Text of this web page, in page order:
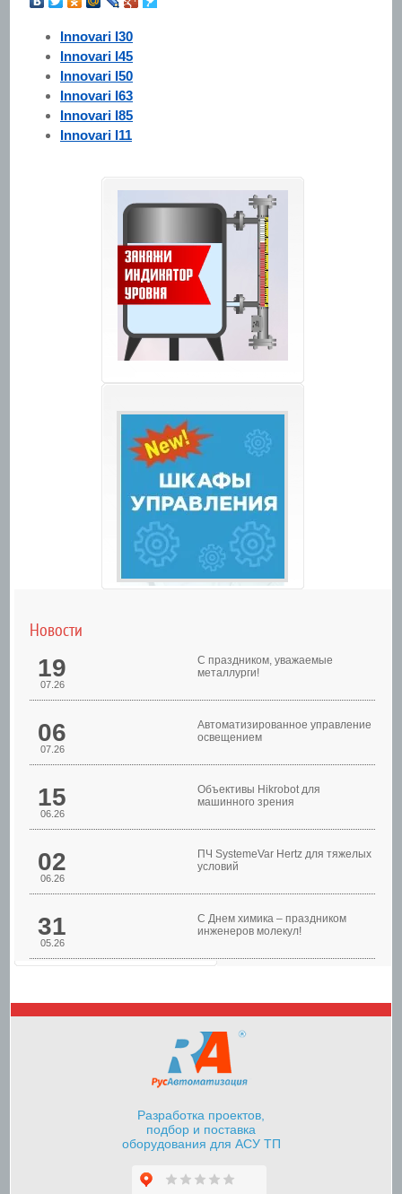
Innovari I30
Innovari I45
Innovari I50
Innovari I63
Innovari I85
Innovari I11
Шкафы управления
Новости
19
07.26
С праздником, уважаемые
металлурги!
06
07.26
Автоматизированное управление
освещением
15
06.26
Объективы Hikrobot для
машинного зрения
02
06.26
ПЧ SystemeVar Hertz для тяжелых
условий
31
05.26
С Днем химика – праздником
инженеров молекул!
Разработка проектов,
подбор и поставка
оборудования для АСУ ТП